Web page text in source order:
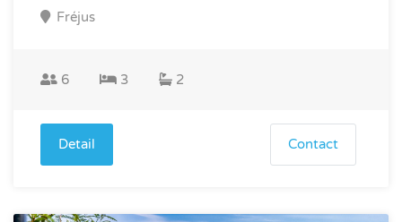
Fréjus
6 3 2
Detail Contact